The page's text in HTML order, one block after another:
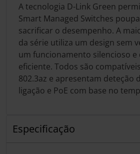
A tecnologia D-Link Green
Smart Managed Switches
sacrificar o desempenho. A
da série utiliza um design sem
um funcionamento silencioso
eficiente. Todos são
802.3az e apresentam deteção
ligação e PoE com base no
Especificação